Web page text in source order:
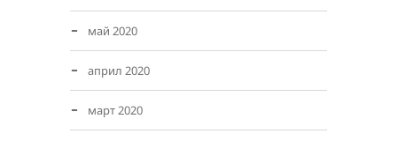
май 2020
април 2020
март 2020